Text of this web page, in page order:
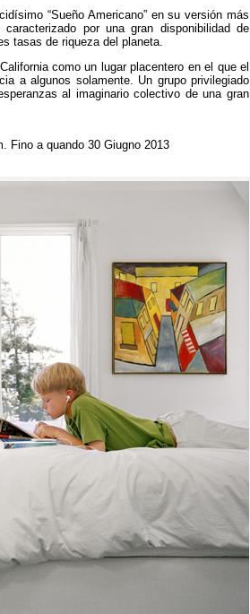
“Sueño Americano” en su versión más
por una gran disponibilidad de
tasas de riqueza del planeta
como un lugar placentero en el que el
a algunos solamente. Un grupo privilegiado
al imaginario colectivo de una gran
. Fino a quando 30 Giugno 2013